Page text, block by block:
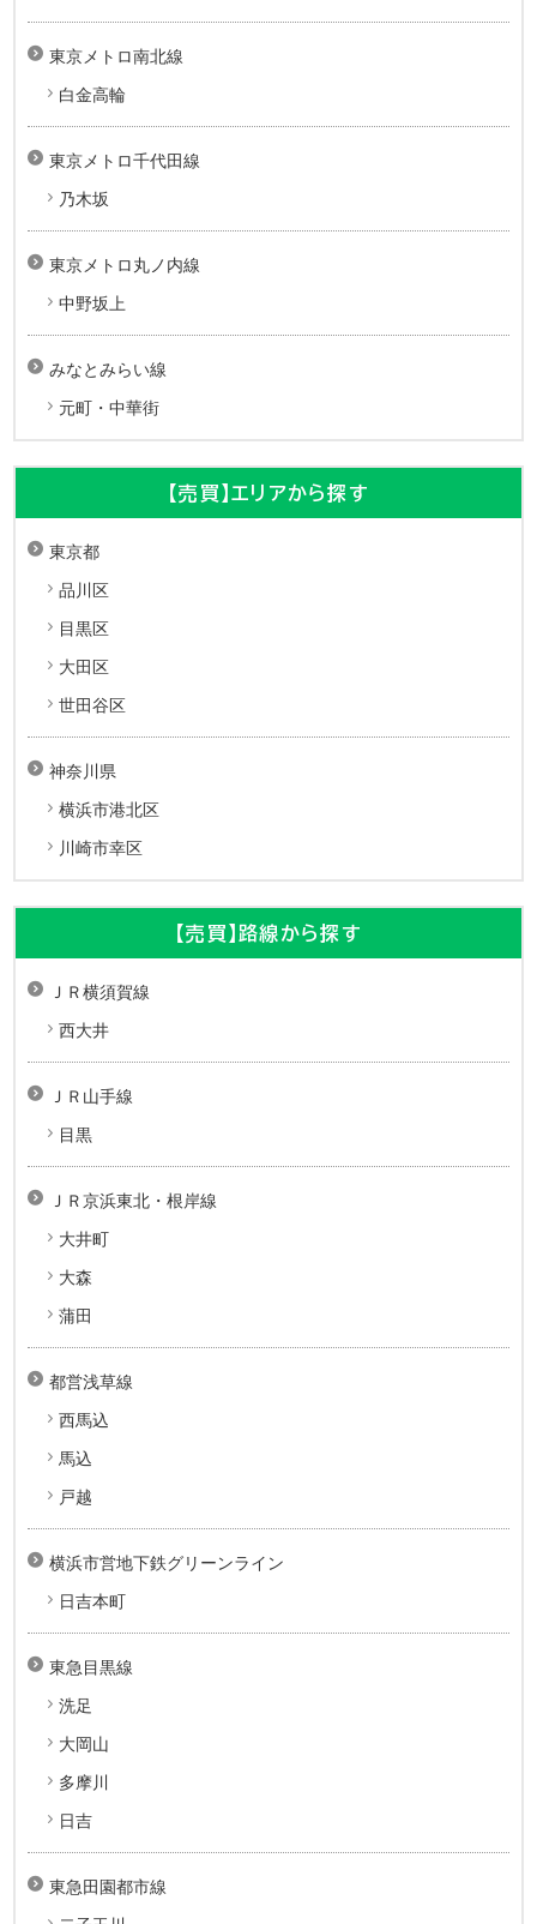
東京メトロ南北線
白金高輪
東京メトロ千代田線
乃木坂
東京メトロ丸ノ内線
中野坂上
みなとみらい線
元町・中華街
【売買】エリアから探す
東京都
品川区
目黒区
大田区
世田谷区
神奈川県
横浜市港北区
川崎市幸区
【売買】路線から探す
ＪＲ横須賀線
西大井
ＪＲ山手線
目黒
ＪＲ京浜東北・根岸線
大井町
大森
蒲田
都営浅草線
西馬込
馬込
戸越
横浜市営地下鉄グリーンライン
日吉本町
東急目黒線
洗足
大岡山
多摩川
日吉
東急田園都市線